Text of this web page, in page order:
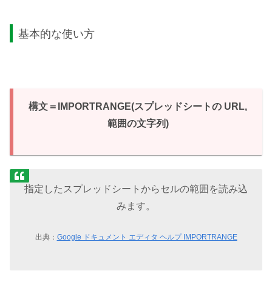
基本的な使い方
構文＝IMPORTRANGE(スプレッドシートの URL,
範囲の文字列)
指定したスプレッドシートからセルの範囲を読み込
みます。
出典： Google ドキュメント エディタ ヘルプ IMPORTRANGE